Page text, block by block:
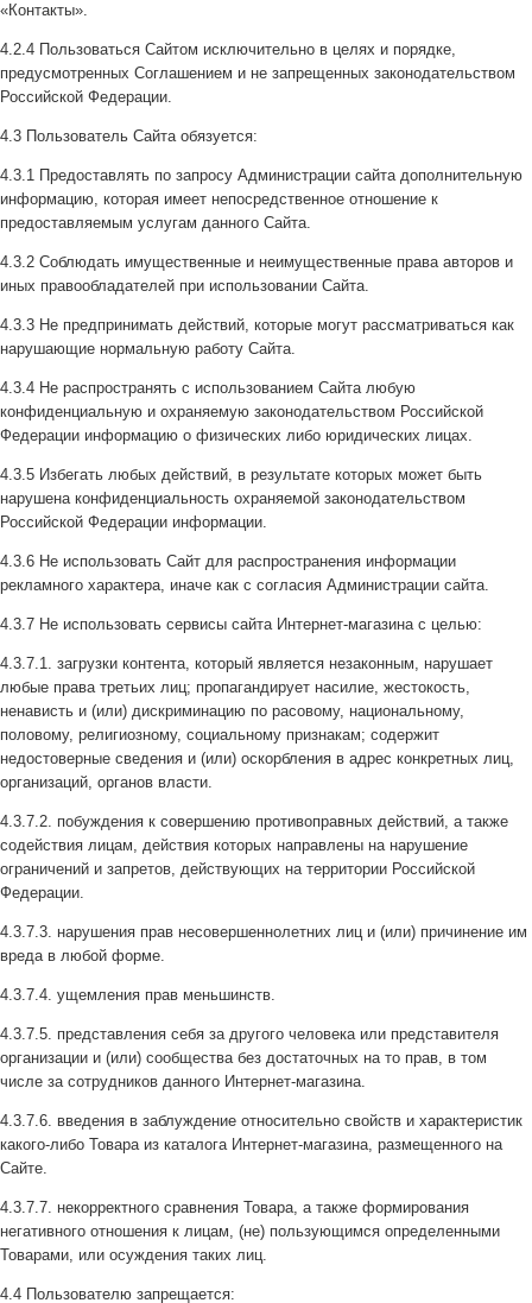
«Контакты».
4.2.4 Пользоваться Сайтом исключительно в целях и порядке,
предусмотренных Соглашением и не запрещенных законодательством
Российской Федерации.
4.3 Пользователь Сайта обязуется:
4.3.1 Предоставлять по запросу Администрации сайта дополнительную
информацию, которая имеет непосредственное отношение к
предоставляемым услугам данного Сайта.
4.3.2 Соблюдать имущественные и неимущественные права авторов и
иных правообладателей при использовании Сайта.
4.3.3 Не предпринимать действий, которые могут рассматриваться как
нарушающие нормальную работу Сайта.
4.3.4 Не распространять с использованием Сайта любую
конфиденциальную и охраняемую законодательством Российской
Федерации информацию о физических либо юридических лицах.
4.3.5 Избегать любых действий, в результате которых может быть
нарушена конфиденциальность охраняемой законодательством
Российской Федерации информации.
4.3.6 Не использовать Сайт для распространения информации
рекламного характера, иначе как с согласия Администрации сайта.
4.3.7 Не использовать сервисы сайта Интернет-магазина с целью:
4.3.7.1. загрузки контента, который является незаконным, нарушает
любые права третьих лиц; пропагандирует насилие, жестокость,
ненависть и (или) дискриминацию по расовому, национальному,
половому, религиозному, социальному признакам; содержит
недостоверные сведения и (или) оскорбления в адрес конкретных лиц,
организаций, органов власти.
4.3.7.2. побуждения к совершению противоправных действий, а также
содействия лицам, действия которых направлены на нарушение
ограничений и запретов, действующих на территории Российской
Федерации.
4.3.7.3. нарушения прав несовершеннолетних лиц и (или) причинение им
вреда в любой форме.
4.3.7.4. ущемления прав меньшинств.
4.3.7.5. представления себя за другого человека или представителя
организации и (или) сообщества без достаточных на то прав, в том
числе за сотрудников данного Интернет-магазина.
4.3.7.6. введения в заблуждение относительно свойств и характеристик
какого-либо Товара из каталога Интернет-магазина, размещенного на
Сайте.
4.3.7.7. некорректного сравнения Товара, а также формирования
негативного отношения к лицам, (не) пользующимся определенными
Товарами, или осуждения таких лиц.
4.4 Пользователю запрещается: